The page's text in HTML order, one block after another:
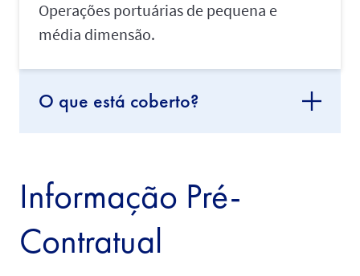
Operações portuárias de pequena e
média dimensão.
O que está coberto?
Informação Pré-
Contratual